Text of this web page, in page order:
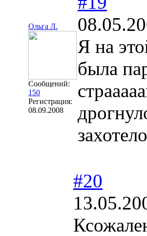
Ольга Л.
Сообщений:
150
Регистрация:
08.09.2008
Я на
была
#20